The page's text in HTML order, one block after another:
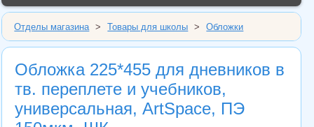
Отделы магазина > Товары для школы > Обложки
Обложка 225*455 для дневников в
тв. переплете и учебников,
универсальная, ArtSpace, ПЭ